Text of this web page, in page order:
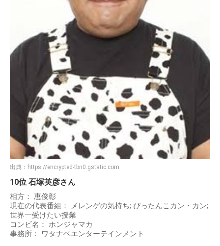
出典： https://encrypted-tbn0.gstatic.com
10位 石塚英彦さん
相方： 恵俊彰
現在の代表番組： メレンゲの気持ち; ぴったんこカン・カン;
世界一受けたい授業
コンビ名： ホンジャマカ
事務所： ワタナベエンターテインメント